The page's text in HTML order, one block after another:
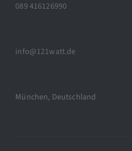
089 416126990
info@121watt.de
München, Deutschland